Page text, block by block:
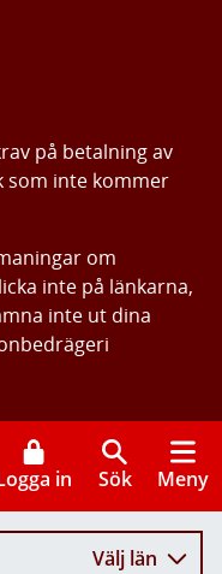
på betalning av
som inte kommer
om
inte på länkarna,
inte ut dina
in Sök Meny
Välj län